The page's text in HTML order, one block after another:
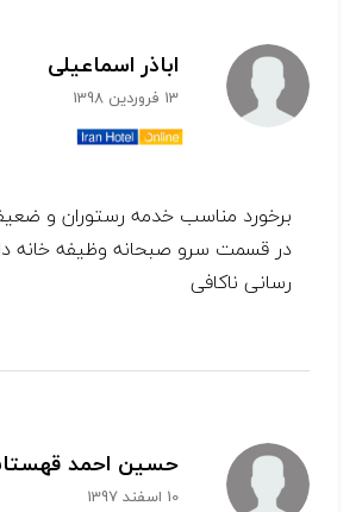
اباذر اسماعیلی
13 فروردین 1398
برخورد مناسب خدمه رستوران و
در قسمت سرو صبحانه وظیفه خانه
رسانی ناکافی
حسین احمد
10 اسفند 1397